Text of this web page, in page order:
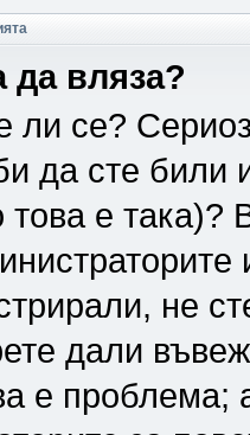
да вляза?
ли се?
да сте
е така)?
не
дали
е проблема;